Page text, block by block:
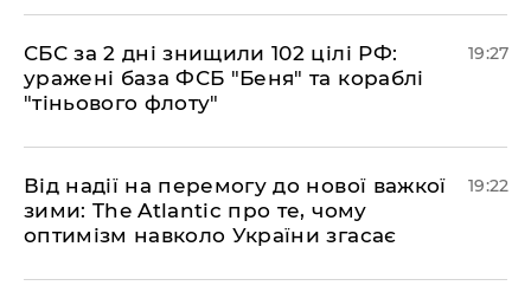
​СБС за 2 дні знищили 102 цілі РФ:
уражені база ФСБ "Беня" та кораблі
"тіньового флоту"
19:27
​Від надії на перемогу до нової важкої
зими: The Atlantic про те, чому
оптимізм навколо України згасає
19:22